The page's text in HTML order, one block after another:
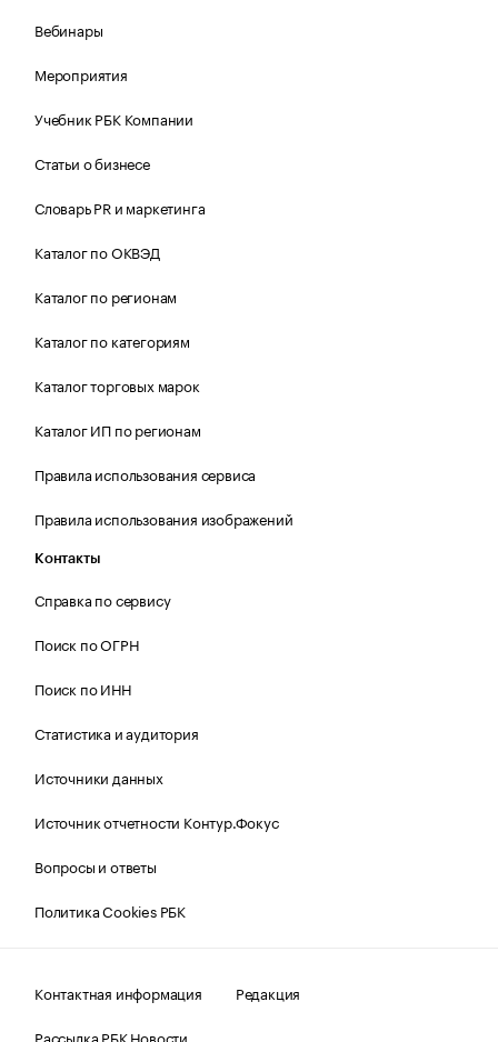
Вебинары
Мероприятия
Учебник РБК Компании
Статьи о бизнесе
Словарь PR и маркетинга
Каталог по ОКВЭД
Каталог по регионам
Каталог по категориям
Каталог торговых марок
Каталог ИП по регионам
Правила использования сервиса
Правила использования изображений
Контакты
Справка по сервису
Поиск по ОГРН
Поиск по ИНН
Статистика и аудитория
Источники данных
Источник отчетности Контур.Фокус
Вопросы и ответы
Политика Cookies РБК
Контактная информация
Редакция
Рассылка РБК Новости